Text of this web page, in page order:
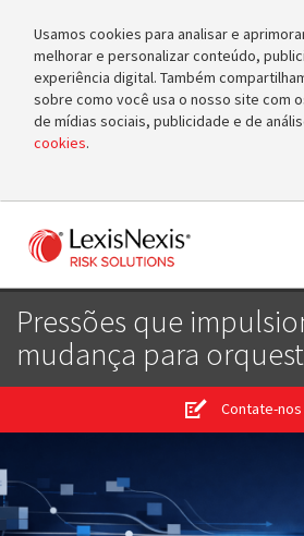
Usamos cookies para analisar e
melhorar e personalizar conteúdo,
experiência digital. Também
sobre como você usa o nosso site com
de mídias sociais, publicidade e de
cookies.
Pressões que
mudança para
Contate-nos